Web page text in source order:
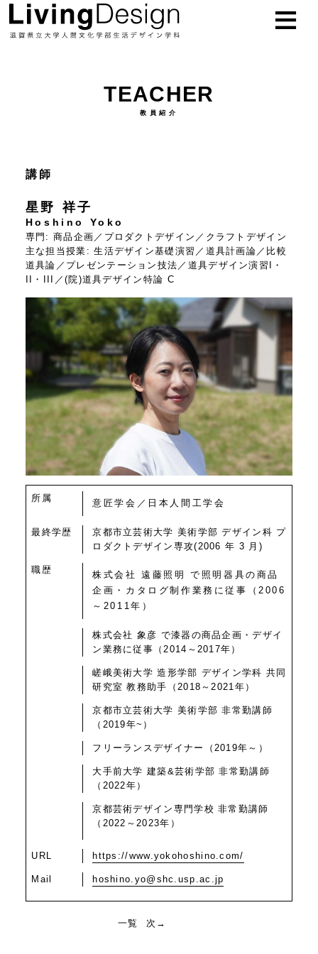
学科概要ABOUT
進路CAREER
質問Q&A
TEACHER
教員紹介
講師
星野 祥子
Hoshino Yoko
専門:商品企画／プロダクトデザイン／クラフトデザイン
主な担当授業:生活デザイン基礎演習／道具計画論／比較
道具論／プレゼンテーション技法／道具デザイン演習I・
II・III／(院)道具デザイン特論 C
所属 意匠学会／日本人間工学会
最終学歴
京都市立芸術大学 美術学部 デザイン科 プ
ロダクトデザイン専攻(2006 年 3 月)
職歴
株式会社 遠藤照明 で照明器具の商品
企画・カタログ制作業務に従事（2006
～2011年）
株式会社 象彦 で漆器の商品企画・デザイ
ン業務に従事（2014～2017年）
嵯峨美術大学 造形学部 デザイン学科 共同
研究室 教務助手（2018～2021年）
京都市立芸術大学 美術学部 非常勤講師
（2019年~）
フリーランスデザイナー（2019年～）
大手前大学 建築&芸術学部 非常勤講師
（2022年）
京都芸術デザイン専門学校 非常勤講師
（2022～2023年）
URL https://www.yokohoshino.com/
Mail hoshino.yo@shc.usp.ac.jp
一覧 次→